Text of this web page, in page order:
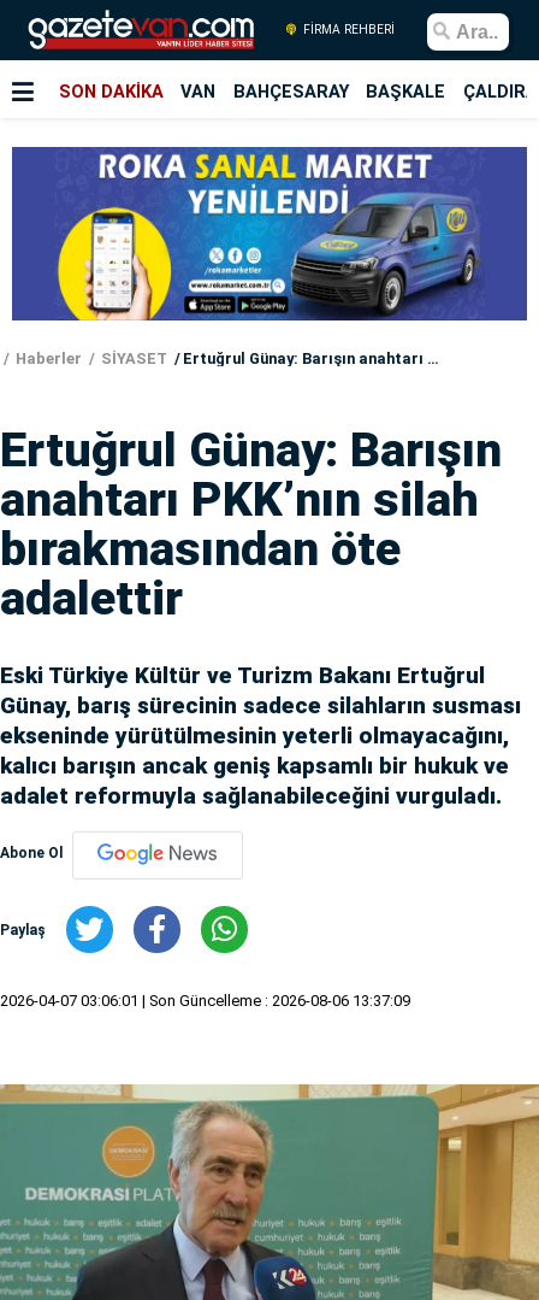
FİRMA REHBERİ
SON DAKİKA VAN BAHÇESARAY BAŞKALE
Haberler SİYASET Ertuğrul Günay: Barışın anahtarı PKK’nın silah bırakmasından öte adalettir
Ertuğrul Günay: Barışın
anahtarı PKK’nın silah
bırakmasından öte
adalettir
Eski Türkiye Kültür ve Turizm Bakanı Ertuğrul
Günay, barış sürecinin sadece silahların susması
ekseninde yürütülmesinin yeterli olmayacağını,
kalıcı barışın ancak geniş kapsamlı bir hukuk ve
adalet reformuyla sağlanabileceğini vurguladı.
Abone Ol
Paylaş
2026-04-07 03:06:01 | Son Güncelleme : 2026-08-06 13:37:09